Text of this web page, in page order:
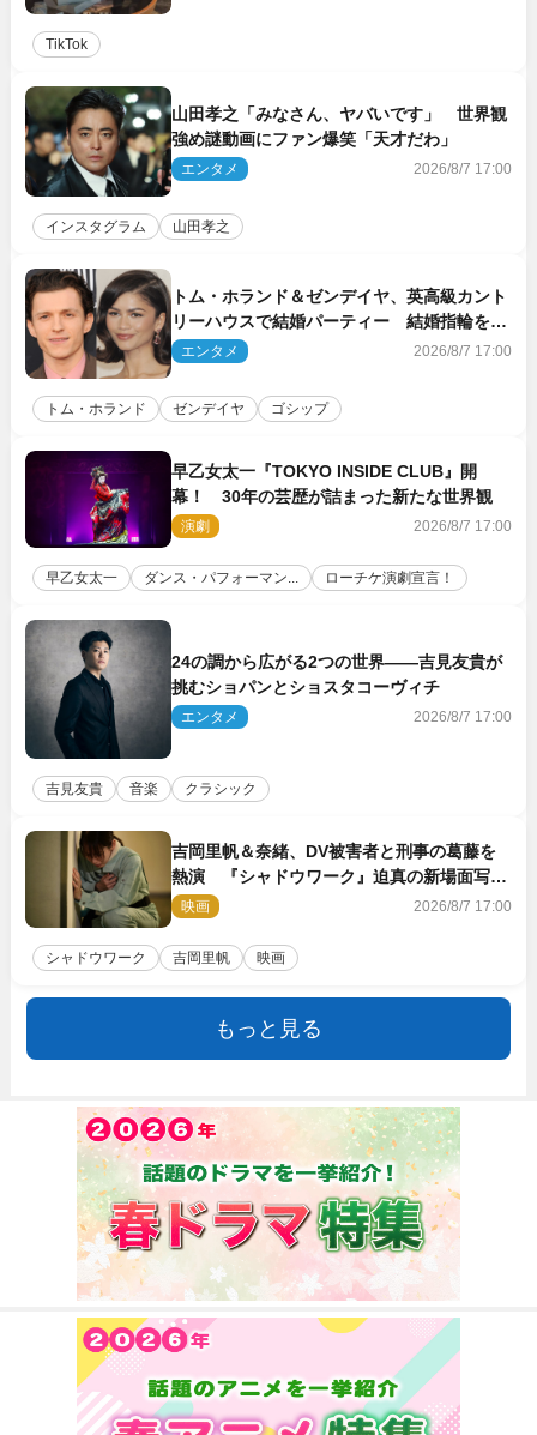
TikTok
山田孝之「みなさん、ヤバいです」 世界観
強め謎動画にファン爆笑「天才だわ」
エンタメ 2026/8/7 17:00
インスタグラム 山田孝之
トム・ホランド＆ゼンデイヤ、英高級カント
リーハウスで結婚パーティー 結婚指輪を身
に着けたトムも初キャッチ
エンタメ 2026/8/7 17:00
トム・ホランド ゼンデイヤ ゴシップ
早乙女太一『TOKYO INSIDE CLUB』開
幕！ 30年の芸歴が詰まった新たな世界観
演劇 2026/8/7 17:00
早乙女太一 ダンス・パフォーマン... ローチケ演劇宣言！
24の調から広がる2つの世界――吉見友貴が
挑むショパンとショスタコーヴィチ
エンタメ 2026/8/7 17:00
吉見友貴 音楽 クラシック
吉岡里帆＆奈緒、DV被害者と刑事の葛藤を
熱演 『シャドウワーク』迫真の新場面写真
公開
映画 2026/8/7 17:00
シャドウワーク 吉岡里帆 映画
もっと見る